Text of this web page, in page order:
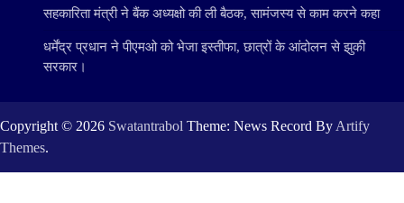
सहकारिता मंत्री ने बैंक अध्यक्षो की ली बैठक, सामंजस्य से काम करने कहा
धर्मेंद्र प्रधान ने पीएमओ को भेजा इस्तीफा, छात्रों के आंदोलन से झुकी
सरकार।
Copyright © 2026 Swatantrabol Theme: News Record By Artify
Themes.